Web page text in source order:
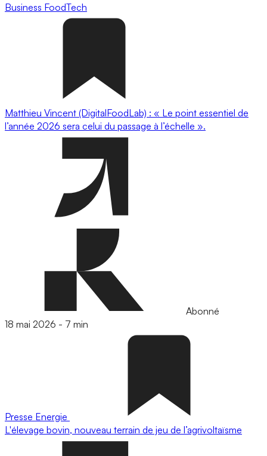
Business FoodTech
Matthieu Vincent (DigitalFoodLab) : « Le point essentiel de
l’année 2026 sera celui du passage à l’échelle ».
Abonné
18 mai 2026 - 7 min
Presse Energie
L'élevage bovin, nouveau terrain de jeu de l’agrivoltaïsme